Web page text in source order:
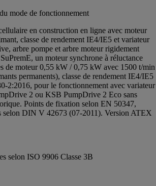
mode de fonctionnement
en construction en ligne avec moteur
classe de rendement IE4/IE5 et variateur
arbre pompe et arbre moteur rigidement
un moteur synchrone à réluctance
de moteur 0,55 kW / 0,75 kW avec 1500 t/min
permanents), classe de rendement IE4/IE5
2:2016, pour le fonctionnement avec variateur
2 ou KSB PumpDrive 2 Eco sans
Points de fixation selon EN 50347,
selon DIN V 42673 (07-2011). Version ATEX
selon ISO 9906 Classe 3B